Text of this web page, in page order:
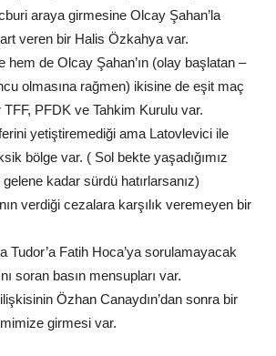
araya girmesine Olcay Şahan’la
veren bir Halis Özkahya var.
hem de Olcay Şahan’ın (olay başlatan –
olmasına rağmen) ikisine de eşit maç
TFF, PFDK ve Tahkim Kurulu var.
yetiştiremediği ama Latovlevici ile
bölge var. ( Sol bekte yaşadığımız
kadar sürdü hatırlarsanız)
verdiği cezalara karşılık veremeyen bir
Tudor’a Fatih Hoca’ya sorulamayacak
soran basın mensupları var.
Özhan Canaydın’dan sonra bir
girmesi var.